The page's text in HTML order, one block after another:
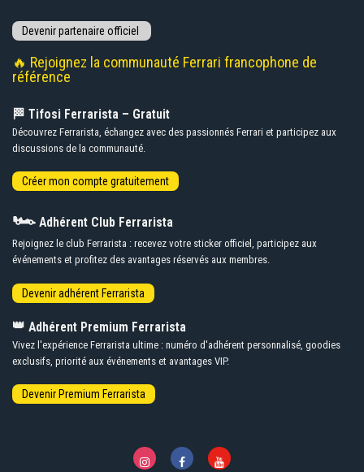
🔥 Rejoignez la communauté Ferrari francophone de
référence
🏁 Tifosi Ferrarista – Gratuit
Découvrez Ferrarista, échangez avec des passionnés Ferrari et participez aux
discussions de la communauté.
🏎️ Adhérent Club Ferrarista
Rejoignez le club Ferrarista : recevez votre sticker officiel, participez aux
événements et profitez des avantages réservés aux membres.
👑 Adhérent Premium Ferrarista
Vivez l'expérience Ferrarista ultime : numéro d'adhérent personnalisé, goodies
exclusifs, priorité aux événements et avantages VIP.